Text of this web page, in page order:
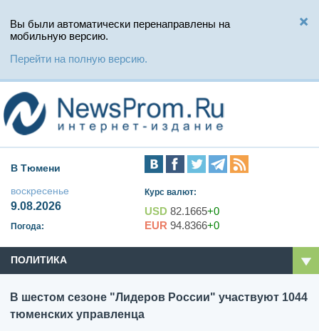
Вы были автоматически перенаправлены на
мобильную версию.
Перейти на полную версию.
В Тюмени
воскресенье
9.08.2026
Погода:
Курс валют:
USD 82.1665+0
EUR 94.8366+0
ПОЛИТИКА
В шестом сезоне "Лидеров России" участвуют 1044
тюменских управленца